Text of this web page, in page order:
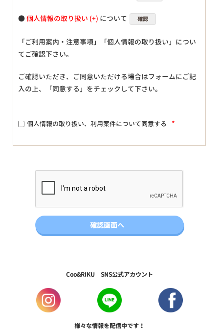
●個人情報の取り扱い について 確認
「ご利用案内・注意事項」「個人情報の取り扱い」につい
てご確認下さい。
ご確認いただき、ご同意いただける場合はフォームにご記
入の上、「同意する」をチェックして下さい。
個人情報の取り扱い、利用案件について同意する *
Coo&RIKU SNS公式アカウント
様々な情報を配信中です！